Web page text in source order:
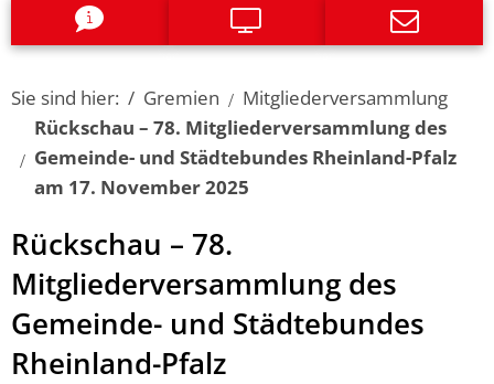
Sie sind hier: Gremien
Mitgliederversammlung
Rückschau – 78. Mitgliederversammlung des
Gemeinde- und Städtebundes Rheinland-Pfalz
am 17. November 2025
Rückschau – 78.
Mitgliederversammlung des
Gemeinde- und Städtebundes
Rheinland-Pfalz